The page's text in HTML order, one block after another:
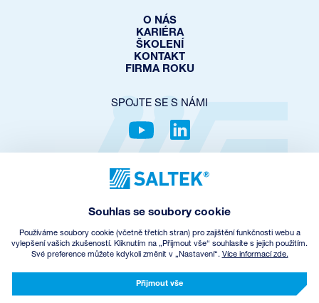
O NÁS
KARIÉRA
ŠKOLENÍ
KONTAKT
FIRMA ROKU
SPOJTE SE S NÁMI
OCHRANA SOUKROMÍ
COOKIES POLICY
OBCHODNÍ PODMÍNKY
© Copyright
CREATED BY INCUBE
Souhlas se soubory cookie
Používáme soubory cookie (včetně třetích stran) pro zajištění funkčnosti webu a
vylepšení vašich zkušeností. Kliknutím na „Přijmout vše“ souhlasíte s jejich použitím.
Své preference můžete kdykoli změnit v „Nastavení“. Více informací zde.
Přijmout vše